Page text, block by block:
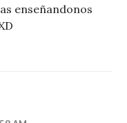
enseñandonos